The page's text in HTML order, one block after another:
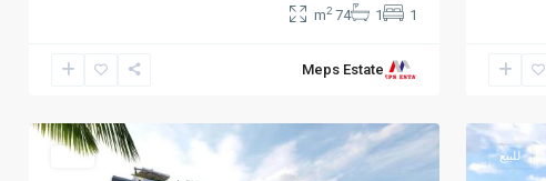
1
1
74 m
2
Meps Estate
للبيع
Alsancak,
للبيع